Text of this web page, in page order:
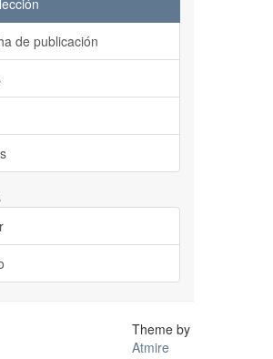
de publicación
Theme by
Atmire